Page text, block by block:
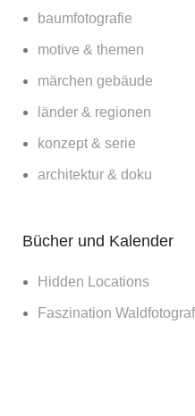
baumfotografie
motive & themen
märchen gebäude
länder & regionen
konzept & serie
architektur & doku
Bücher und Kalender
Hidden Locations
Faszination